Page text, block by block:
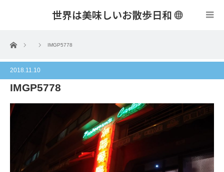
世界は美味しいお散歩日和
ホーム IMGP5778
2018.11.10
IMGP5778